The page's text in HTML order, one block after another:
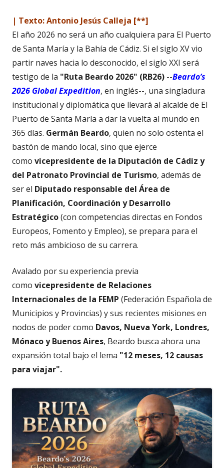
| Texto: Antonio Jesús Calleja [**]
El año 2026 no será un año cualquiera para El Puerto
de Santa María y la Bahía de Cádiz. Si el siglo XV vio
partir naves hacia lo desconocido, el siglo XXI será
testigo de la "Ruta Beardo 2026" (RB26) --Beardo’s
2026 Global Expedition, en inglés--, una singladura
institucional y diplomática que llevará al alcalde de El
Puerto de Santa María a dar la vuelta al mundo en
365 días. Germán Beardo, quien no solo ostenta el
bastón de mando local, sino que ejerce
como vicepresidente de la Diputación de Cádiz y
del Patronato Provincial de Turismo, además de
ser el Diputado responsable del Área de
Planificación, Coordinación y Desarrollo
Estratégico(con competencias directas en Fondos
Europeos, Fomento y Empleo), se prepara para el
reto más ambicioso de su carrera.
Avalado por su experiencia previa
como vicepresidente de Relaciones
Internacionales de la FEMP (Federación Española de
Municipios y Provincias) y sus recientes misiones en
nodos de poder como Davos, Nueva York, Londres,
Mónaco y Buenos Aires, Beardo busca ahora una
expansión total bajo el lema "12 meses, 12 causas
para viajar".